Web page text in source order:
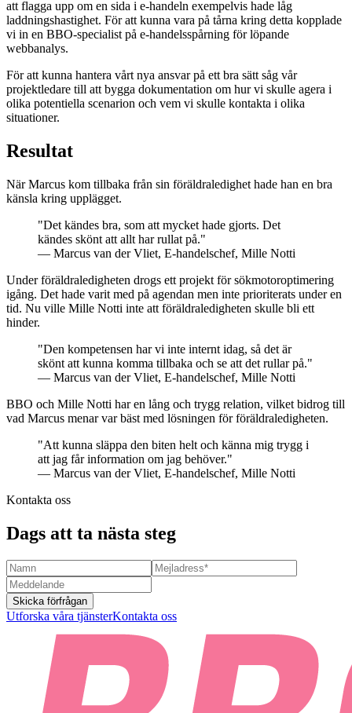
att flagga upp om en sida i e-handeln exempelvis hade låg
laddningshastighet. För att kunna vara på tårna kring detta kopplade
vi in en BBO-specialist på e-handelsspårning för löpande
webbanalys.
För att kunna hantera vårt nya ansvar på ett bra sätt såg vår
projektledare till att bygga dokumentation om hur vi skulle agera i
olika potentiella scenarion och vem vi skulle kontakta i olika
situationer.
Resultat
När Marcus kom tillbaka från sin föräldraledighet hade han en bra
känsla kring upplägget.
"Det kändes bra, som att mycket hade gjorts. Det
kändes skönt att allt har rullat på."
— Marcus van der Vliet, E-handelschef, Mille Notti
Under föräldraledigheten drogs ett projekt för sökmotoroptimering
igång. Det hade varit med på agendan men inte prioriterats under en
tid. Nu ville Mille Notti inte att föräldraledigheten skulle bli ett
hinder.
"Den kompetensen har vi inte internt idag, så det är
skönt att kunna komma tillbaka och se att det rullar på."
— Marcus van der Vliet, E-handelschef, Mille Notti
BBO och Mille Notti har en lång och trygg relation, vilket bidrog till
vad Marcus menar var bäst med lösningen för föräldraledigheten.
"Att kunna släppa den biten helt och känna mig trygg i
att jag får information om jag behöver."
— Marcus van der Vliet, E-handelschef, Mille Notti
Kontakta oss
Dags att ta nästa steg
Skicka förfrågan
Utforska våra tjänsterKontakta oss